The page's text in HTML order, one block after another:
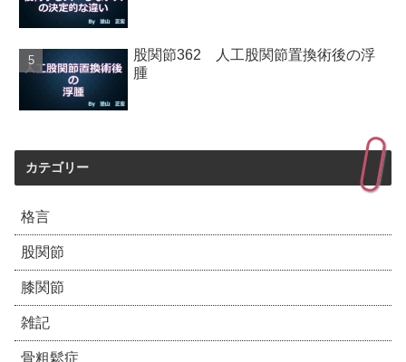
股関節362 人工股関節置換術後の浮
腫
カテゴリー
格言
股関節
膝関節
雑記
骨粗鬆症